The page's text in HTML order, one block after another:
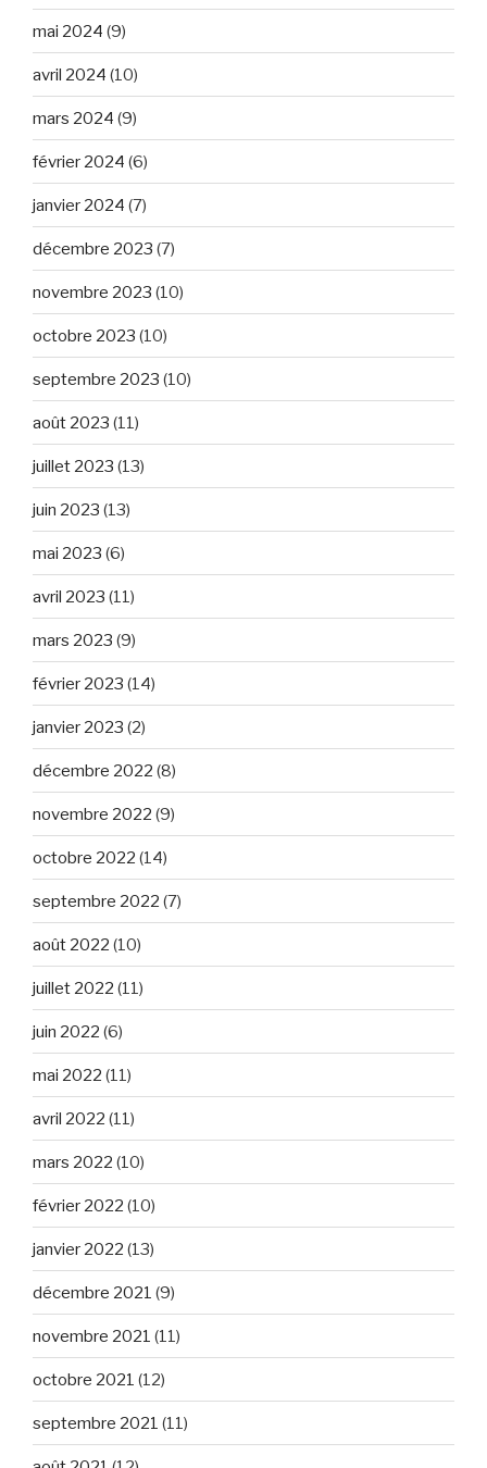
mai 2024 (9)
avril 2024 (10)
mars 2024 (9)
février 2024 (6)
janvier 2024 (7)
décembre 2023 (7)
novembre 2023 (10)
octobre 2023 (10)
septembre 2023 (10)
août 2023 (11)
juillet 2023 (13)
juin 2023 (13)
mai 2023 (6)
avril 2023 (11)
mars 2023 (9)
février 2023 (14)
janvier 2023 (2)
décembre 2022 (8)
novembre 2022 (9)
octobre 2022 (14)
septembre 2022 (7)
août 2022 (10)
juillet 2022 (11)
juin 2022 (6)
mai 2022 (11)
avril 2022 (11)
mars 2022 (10)
février 2022 (10)
janvier 2022 (13)
décembre 2021 (9)
novembre 2021 (11)
octobre 2021 (12)
septembre 2021 (11)